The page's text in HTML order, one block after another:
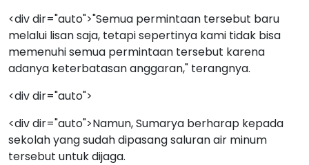
<div dir="auto">"Semua permintaan tersebut baru
melalui lisan saja, tetapi sepertinya kami tidak bisa
memenuhi semua permintaan tersebut karena
adanya keterbatasan anggaran," terangnya.
<div dir="auto">
<div dir="auto">Namun, Sumarya berharap kepada
sekolah yang sudah dipasang saluran air minum
tersebut untuk dijaga.